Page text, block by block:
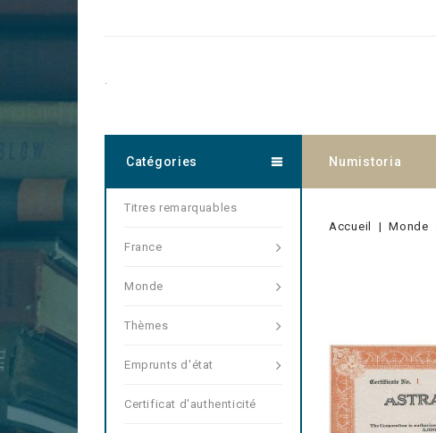
.
Numistoria
Catégories
Titres remarquables
France
Monde
Thèmes
Emprunts d'état
Certificat d'authenticité
Accueil Monde